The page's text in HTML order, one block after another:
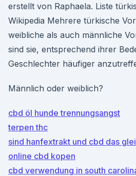
erstellt von Raphaela. Liste
Wikipedia Mehrere türkische
weibliche als auch männliche
sind sie, entsprechend ihrer
Geschlechter häufiger
Männlich oder weiblich?
cbd öl hunde trennungsangst
terpen thc
sind hanfextrakt und cbd das
online cbd kopen
cbd verwendung in south